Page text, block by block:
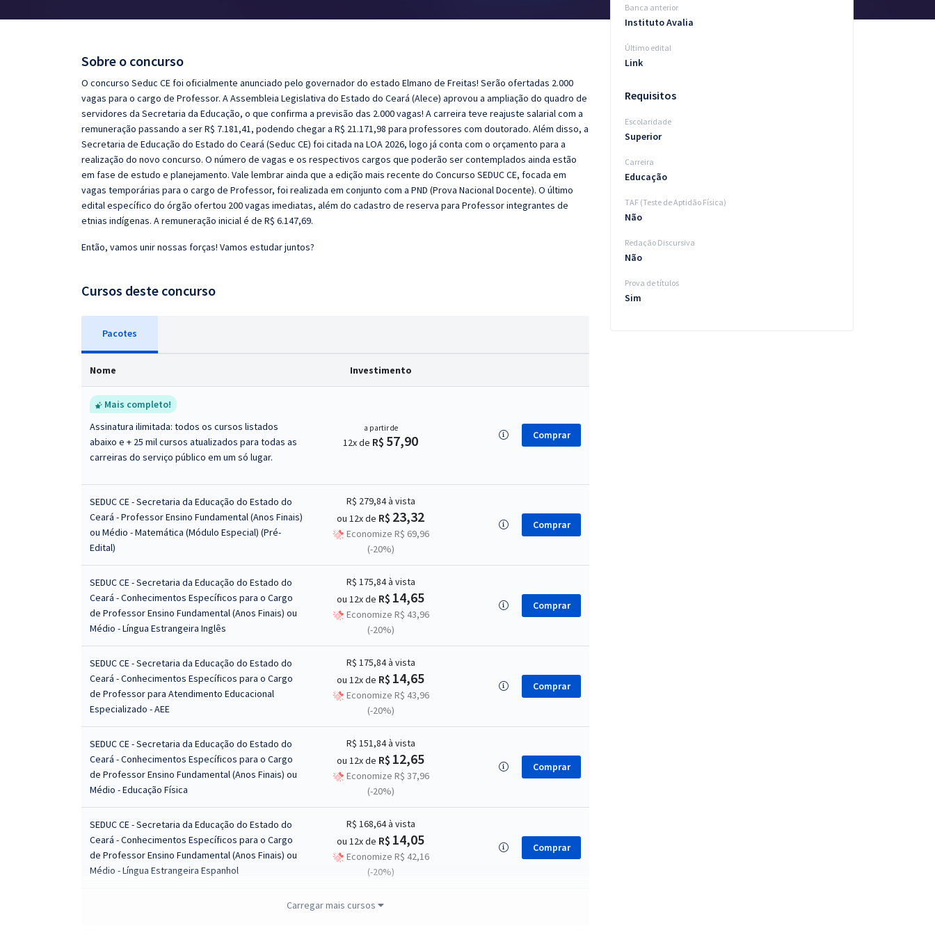
Questões grátis
Conteúdo gratuito
Sobre o concurso
O concurso Seduc CE foi oficialmente anunciado pelo governador do estado Elmano de Freitas! Serão ofertadas 2.000
vagas para o cargo de Professor. A Assembleia Legislativa do Estado do Ceará (Alece) aprovou a ampliação do quadro de
servidores da Secretaria da Educação, o que confirma a previsão das 2.000 vagas! A carreira teve reajuste salarial com a
remuneração passando a ser R$ 7.181,41, podendo chegar a R$ 21.171,98 para professores com doutorado. Além disso, a
Secretaria de Educação do Estado do Ceará (Seduc CE) foi citada na LOA 2026, logo já conta com o orçamento para a
realização do novo concurso. O número de vagas e os respectivos cargos que poderão ser contemplados ainda estão
em fase de estudo e planejamento. Vale lembrar ainda que a edição mais recente do Concurso SEDUC CE, focada em
vagas temporárias para o cargo de Professor, foi realizada em conjunto com a PND (Prova Nacional Docente). O último
edital específico do órgão ofertou 200 vagas imediatas, além do cadastro de reserva para Professor integrantes de
etnias indígenas. A remuneração inicial é de R$ 6.147,69.
Então, vamos unir nossas forças! Vamos estudar juntos?
Cursos deste concurso
Pacotes
Nome Investimento
Mais completo!
Assinatura ilimitada: todos os cursos listados
abaixo e + 25 mil cursos atualizados para todas as
carreiras do serviço público em um só lugar.
a partir de
12x de R$ 57,90 Comprar
SEDUC CE - Secretaria da Educação do Estado do
Ceará - Professor Ensino Fundamental (Anos Finais)
ou Médio - Matemática (Módulo Especial) (Pré-
Edital)
R$ 279,84à vista
ou 12x de R$ 23,32
Economize R$ 69,96
(-20%)
Comprar
SEDUC CE - Secretaria da Educação do Estado do
Ceará - Conhecimentos Específicos para o Cargo
de Professor Ensino Fundamental (Anos Finais) ou
Médio - Língua Estrangeira Inglês
R$ 175,84à vista
ou 12x de R$ 14,65
Economize R$ 43,96
(-20%)
Comprar
SEDUC CE - Secretaria da Educação do Estado do
Ceará - Conhecimentos Específicos para o Cargo
de Professor para Atendimento Educacional
Especializado - AEE
R$ 175,84à vista
ou 12x de R$ 14,65
Economize R$ 43,96
(-20%)
Comprar
SEDUC CE - Secretaria da Educação do Estado do
Ceará - Conhecimentos Específicos para o Cargo
de Professor Ensino Fundamental (Anos Finais) ou
Médio - Educação Física
R$ 151,84à vista
ou 12x de R$ 12,65
Economize R$ 37,96
(-20%)
Comprar
SEDUC CE - Secretaria da Educação do Estado do
Ceará - Conhecimentos Específicos para o Cargo
de Professor Ensino Fundamental (Anos Finais) ou
Médio - Língua Estrangeira Espanhol
R$ 168,64à vista
ou 12x de R$ 14,05
Economize R$ 42,16
(-20%)
Comprar
SEDUC CE - Secretaria da Educação do Estado do
R$ 311,84
Carregar mais cursos
Banca anterior
Instituto Avalia
Último edital
Link
Requisitos
Escolaridade
Superior
Carreira
Educação
TAF (Teste de Aptidão Física)
Não
Redação Discursiva
Não
Prova de títulos
Sim